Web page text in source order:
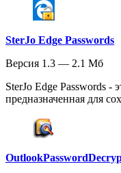
SterJo Edge Passwords
Версия 1.3 — 2.1 Мб
SterJo Edge Passwords -
предназначенная для